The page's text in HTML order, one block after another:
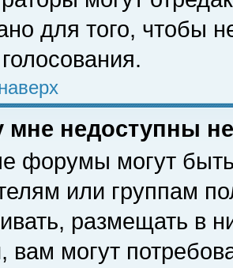
для того, чтобы
мне недоступны
форумы могут
или группам
размещать в
вам могут